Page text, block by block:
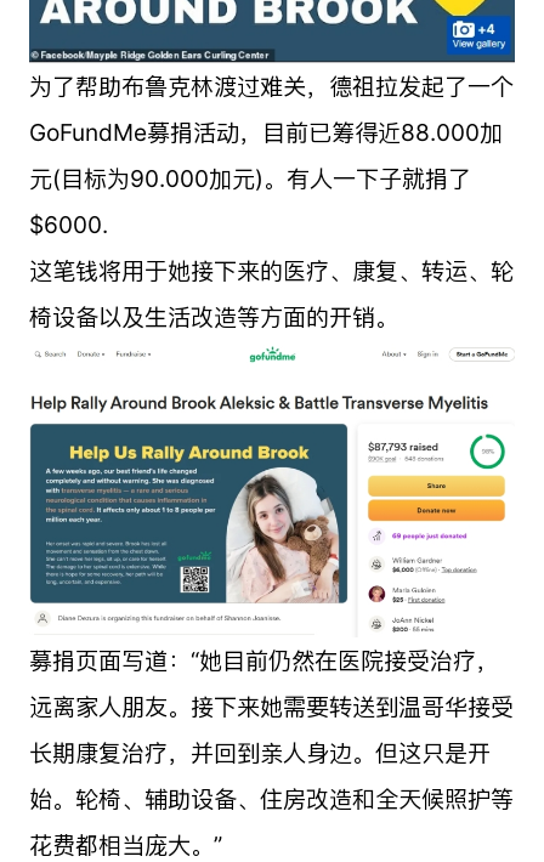
为了帮助布鲁克林渡过难关，德祖拉发起了一个
GoFundMe募捐活动，目前已筹得近88.000加
元(目标为90.000加元)。有人一下子就捐了
$6000.
这笔钱将用于她接下来的医疗、康复、转运、轮
椅设备以及生活改造等方面的开销。
募捐页面写道：“她目前仍然在医院接受治疗，
远离家人朋友。接下来她需要转送到温哥华接受
长期康复治疗，并回到亲人身边。但这只是开
始。轮椅、辅助设备、住房改造和全天候照护等
花费都相当庞大。”